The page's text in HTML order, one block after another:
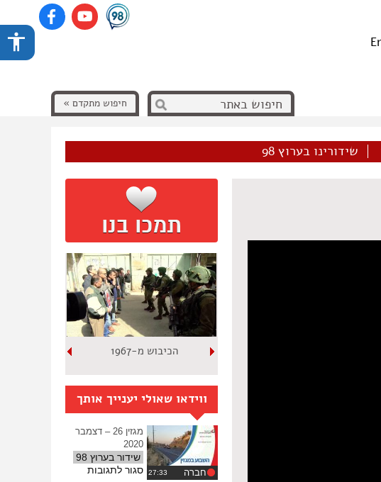
חיפוש מתקדם »
שידורינו בערוץ 98
הכיבוש מ-1967
ווידאו שאולי יענייך אותך
חברה
מגזין 26 – דצמבר
2020
שידור בערוץ 98
סגור לתגובותעל